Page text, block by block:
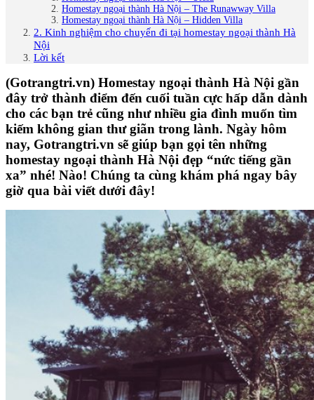
Homestay ngoại thành Hà Nội – The Runawway Villa
Homestay ngoại thành Hà Nội – Hidden Villa
2. Kinh nghiệm cho chuyến đi tại homestay ngoại thành Hà
Nội
Lời kết
(Gotrangtri.vn) Homestay ngoại thành Hà Nội gần
đây trở thành điểm đến cuối tuần cực hấp dẫn dành
cho các bạn trẻ cũng như nhiều gia đình muốn tìm
kiếm không gian thư giãn trong lành. Ngày hôm
nay, Gotrangtri.vn sẽ giúp bạn gọi tên những
homestay ngoại thành Hà Nội đẹp “nức tiếng gần
xa” nhé! Nào! Chúng ta cùng khám phá ngay bây
giờ qua bài viết dưới đây!